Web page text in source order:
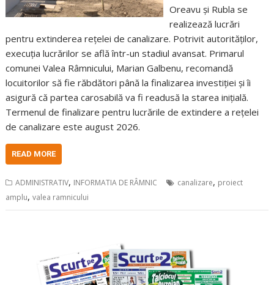
Oreavu și Rubla se
realizează lucrări
pentru extinderea rețelei de canalizare. Potrivit autorităților,
execuția lucrărilor se află într-un stadiul avansat. Primarul
comunei Valea Râmnicului, Marian Galbenu, recomandă
locuitorilor să fie răbdători până la finalizarea investiției și îi
asigură că partea carosabilă va fi readusă la starea inițială.
Termenul de finalizare pentru lucrările de extindere a rețelei
de canalizare este august 2026.
READ MORE
ADMINISTRATIV, INFORMATIA DE RÂMNIC canalizare, proiect
amplu,valea ramnicului